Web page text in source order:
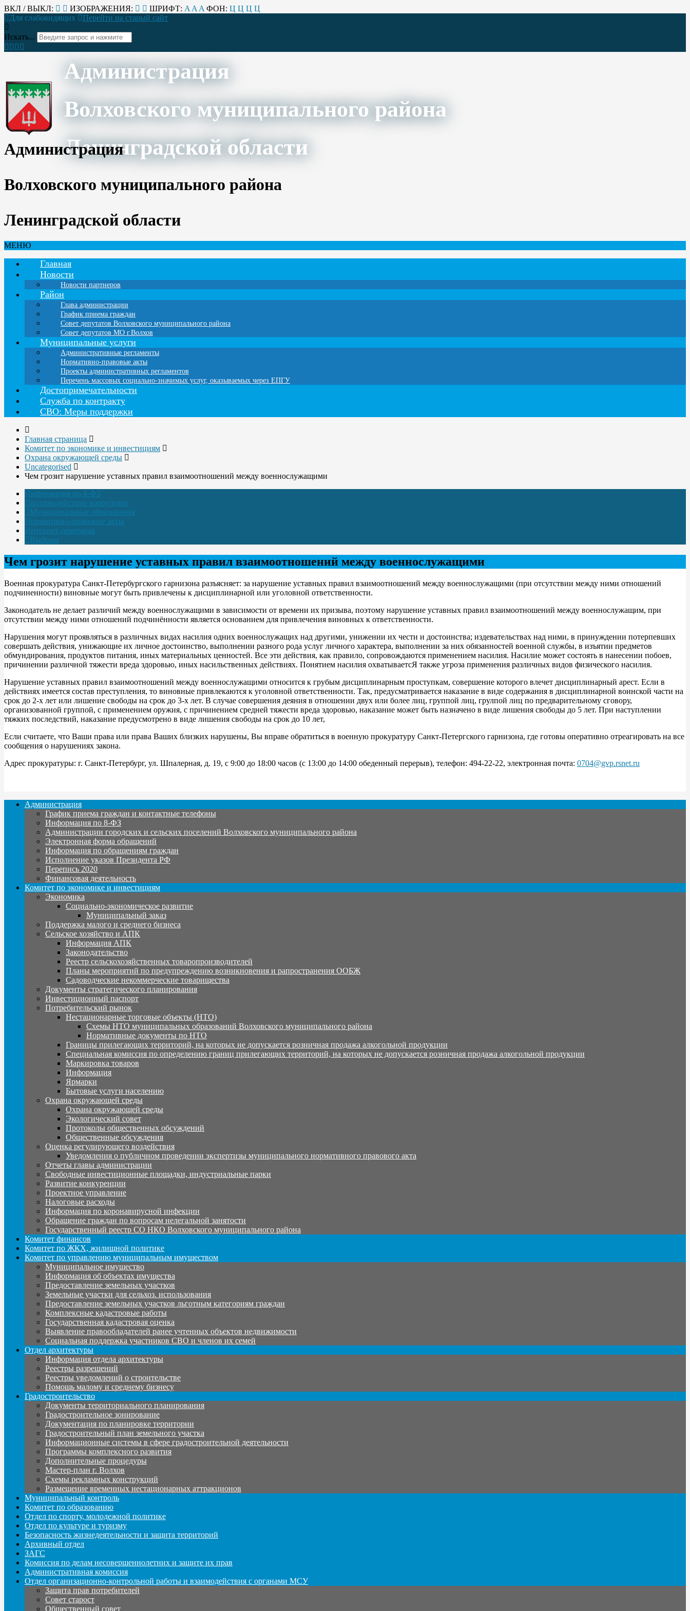
ВКЛ / ВЫКЛ: ИЗОБРАЖЕНИЯ: ШРИФТ: A A A ФОН: Ц Ц Ц Ц
Для слабовидящих
Перейти на старый сайт
Искать...
Администрация
Волховского муниципального района
Ленинградской области
Администрация
Волховского муниципального района
Ленинградской области
МЕНЮ
Главная
Новости
Новости партнеров
Район
Глава администрации
График приема граждан
Совет депутатов Волховского муниципального района
Совет депутатов МО г.Волхов
Муниципальные услуги
Административные регламенты
Нормативно-правовые акты
Проекты административных регламентов
Перечень массовых социально-значимых услуг, оказываемых через ЕПГУ
Достопримечательности
Служба по контракту
СВО: Меры поддержки
Главная страница
Комитет по экономике и инвестициям
Охрана окружающей среды
Uncategorised
Чем грозит нарушение уставных правил взаимоотношений между военнослужащими
Информация по 8-ФЗ
Противодействие коррупции
Муниципальные образования
Нормативно-правовые акты
Интернет-приёмная
Выборы
Чем грозит нарушение уставных правил взаимоотношений между военнослужащими
Военная прокуратура Санкт-Петербургского гарнизона разъясняет: за нарушение уставных правил взаимоотношений между военнослужащими (при отсутствии между ними отношений
подчиненности) виновные могут быть привлечены к дисциплинарной или уголовной ответственности.
Законодатель не делает различий между военнослужащими в зависимости от времени их призыва, поэтому нарушение уставных правил взаимоотношений между военнослужащим, при
отсутствии между ними отношений подчинённости является основанием для привлечения виновных к ответственности.
Нарушения могyт проявляться в различных видах насилия одних военнослужащих над другими, унижении их чести и достоинства; издевательствах над ними, в принуждении потерпевших
совершать действия, унижающие их личное достоинство, выполнении разного рода услуг личного характера, выполнении за них обязанностей военной службы, в изъятии предметов
обмундирования, продуктов питания, иных материальных ценностей. Все эти действия, как правило, сопровождаются применением насилия. Насилие может состоять в нанесении побоев,
причинении различной тяжести вреда здоровью, иных насильственных действиях. Понятием насилия охватываетсЯ также угроза применения различных видов физического насилия.
Нарушение уставных правил взаимоотношений между военнослужащими относится к грубым дисциплинарным проступкам, совершение которого влечет дисциплинарный арест. Если в
действиях имеется состав преступления, то виновные привлекаются к уголовной ответственности. Так, предусматривается наказание в виде содержания в дисциплинарной воинской части на
срок до 2-х лет или лишение свободы на срок до 3-х лет. В случае совершения деяния в отношении двух или более лиц, группой лиц, грулпой лиц по предварительному сговору,
организованной группой, с применением оружия, с причинением средней тяжести вреда здоровью, наказание может быть назначено в виде лишения свободы до 5 лет. При наступлении
тяжких последствий, наказание предусмотрено в виде лишения свободы на срок до 10 лет,
Если считаете, что Ваши права или права Ваших близких нарушены, Вы вправе обратиться в военную прокуратуру Санкт-Петергского гарнизона, где готовы оперативно отреагировать на все
сообщения о нарушениях закона.
Адрес прокуратуры: г. Санкт-Петербург, ул. Шпалерная, д. 19, с 9:00 до 18:00 часов (с 13:00 до 14:00 обеденный перерыв), телефон: 494-22-22, электронная почта: 0704@gvp.rsnet.ru
Администрация
График приема граждан и контактные телефоны
Информация по 8-ФЗ
Администрации городских и сельских поселений Волховского муниципального района
Электронная форма обращений
Информация по обращениям граждан
Исполнение указов Президента РФ
Перепись 2020
Финансовая деятельность
Комитет по экономике и инвестициям
Экономика
Социально-экономическое развитие
Муниципальный заказ
Поддержка малого и среднего бизнеса
Сельское хозяйство и АПК
Информация АПК
Законодательство
Реестр сельскохозяйственных товаропроизводителей
Планы мероприятий по предупреждению возникновения и рапространения ООБЖ
Садоводческие некоммерческие товарищества
Документы стратегического планирования
Инвестиционный паспорт
Потребительский рынок
Нестационарные торговые объекты (НТО)
Схемы НТО муниципальных образований Волховского муниципального района
Нормативные документы по НТО
Границы прилегающих территорий, на которых не допускается розничная продажа алкогольной продукции
Специальная комиссия по определению границ прилегающих территорий, на которых не допускается розничная продажа алкогольной продукции
Маркировка товаров
Информация
Ярмарки
Бытовые услуги населению
Охрана окружающей среды
Охрана окружающей среды
Экологический совет
Протоколы общественных обсуждений
Общественные обсуждения
Оценка регулирующего воздействия
Уведомления о публичном проведении экспертизы муниципального нормативного правового акта
Отчеты главы администрации
Свободные инвестиционные площадки, индустриальные парки
Развитие конкуренции
Проектное управление
Налоговые расходы
Информация по коронавирусной инфекции
Обращение граждан по вопросам нелегальной занятости
Государственный реестр СО НКО Волховского муниципального района
Комитет финансов
Комитет по ЖКХ, жилищной политике
Комитет по управлению муниципальным имуществом
Муниципальное имущество
Информация об объектах имущества
Предоставление земельных участков
Земельные участки для сельхоз. использования
Предоставление земельных участков льготным категориям граждан
Комплексные кадастровые работы
Государственная кадастровая оценка
Выявление правообладателей ранее учтенных объектов недвижимости
Социальная поддержка участников СВО и членов их семей
Отдел архитектуры
Информация отдела архитектуры
Реестры разрешений
Реестры уведомлений о строительстве
Помощь малому и среднему бизнесу
Градостроительство
Документы территориального планирования
Градостроительное зонирование
Документация по планировке территории
Градостроительный план земельного участка
Информационные системы в сфере градостроительной деятельности
Программы комплексного развития
Дополнительные процедуры
Мастер-план г. Волхов
Схемы рекламных конструкций
Размещение временных нестационарных аттракционов
Муниципальный контроль
Комитет по образованию
Отдел по спорту, молодежной политике
Отдел по культуре и туризму
Безопасность жизнедеятельности и защита территорий
Архивный отдел
ЗАГС
Комиссия по делам несовершеннолетних и защите их прав
Административная комиссия
Отдел организационно-контрольной работы и взаимодействия с органами МСУ
Защита прав потребителей
Совет старост
Общественный совет